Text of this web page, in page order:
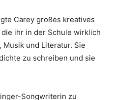
Carey großes kreatives
ihr in der Schule wirklich
Musik und Literatur. Sie
zu schreiben und sie
Songwriterin zu